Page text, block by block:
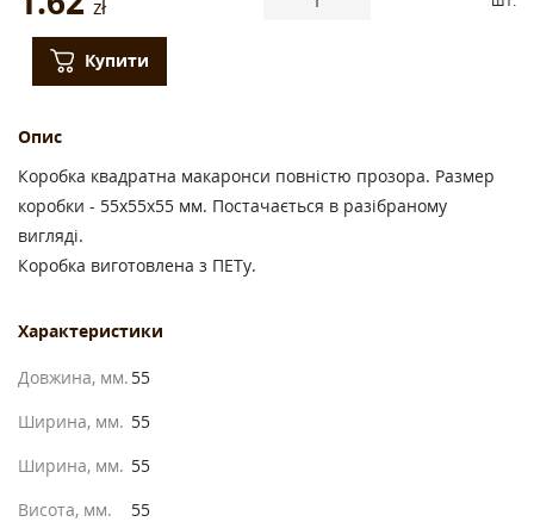
zł
Купити
Опис
Коробка квадратна макаронси повністю прозора. Размер
коробки - 55х55х55 мм. Постачається в разібраному
вигляді.
Коробка виготовлена з ПЕТу.
Характеристики
Довжина, мм. 55
Ширина, мм. 55
Ширина, мм. 55
Висота, мм.
55